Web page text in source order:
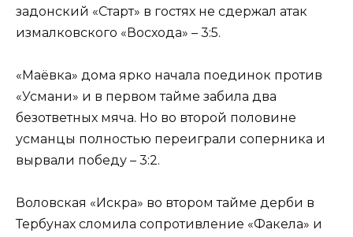
задонский «Старт» в гостях не сдержал атак
измалковского «Восхода» – 3:5.
«Маёвка» дома ярко начала поединок против
«Усмани» и в первом тайме забила два
безответных мяча. Но во второй половине
усманцы полностью переиграли соперника и
вырвали победу – 3:2.
Воловская «Искра» во втором тайме дерби в
Тербунах сломила сопротивление «Факела» и